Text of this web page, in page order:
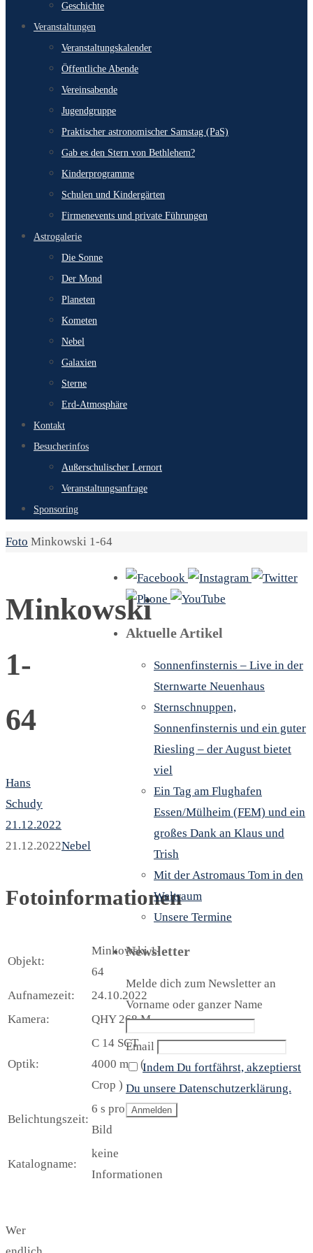
Geschichte
Veranstaltungen
Veranstaltungskalender
Öffentliche Abende
Vereinsabende
Jugendgruppe
Praktischer astronomischer Samstag (PaS)
Gab es den Stern von Bethlehem?
Kinderprogramme
Schulen und Kindergärten
Firmenevents und private Führungen
Astrogalerie
Die Sonne
Der Mond
Planeten
Kometen
Nebel
Galaxien
Sterne
Erd-Atmosphäre
Kontakt
Besucherinfos
Außerschulischer Lernort
Veranstaltungsanfrage
Sponsoring
Start
Foto Minkowski 1-64
Minkowski
1-
64
Hans
Schudy
21.12.2022
21.12.2022Nebel
Fotoinformationen
Objekt:
Minkowski 1-
64
Aufnamezeit:
24.10.2022
Kamera:
QHY 268 M
Optik:
C 14 SCT
4000 mm (
Crop )
Belichtungszeit:
6 s pro L -
Bild
Katalogname:
keine
Informationen
Wer
Aktuelle Artikel
Sonnenfinsternis – Live in der
Sternwarte Neuenhaus
Sternschnuppen,
Sonnenfinsternis und ein guter
Riesling – der August bietet
viel
Ein Tag am Flughafen
Essen/Mülheim (FEM) und ein
großes Dank an Klaus und
Trish
Mit der Astromaus Tom in den
Weltraum
Unsere Termine
Newsletter
Melde dich zum Newsletter an
Vorname oder ganzer Name
Email
Indem Du fortfährst, akzeptierst
Du unsere Datenschutzerklärung.